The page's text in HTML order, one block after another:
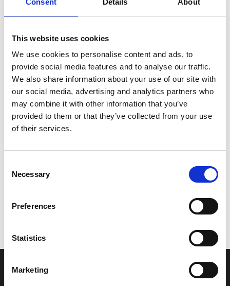
This website uses cookies
We use cookies to personalise content and ads, to
provide social media features and to analyse our traffic.
We also share information about your use of our site with
our social media, advertising and analytics partners who
may combine it with other information that you’ve
provided to them or that they’ve collected from your use
of their services.
Selection
Necessary
Preferences
Statistics
Marketing
Zoom
Leveringstid er 5-6 dag(e)
Model/varenr.: 5DS818000000
2.854,10 DKK
Vi oplever i øjeblikket store og hyppige prisændringer i markedet.
leveres, eller hvor prisen afviger fra det viste. Vi kontakter dig
naturligvis, hvis dette er tilfældet.
INFORMATIONER